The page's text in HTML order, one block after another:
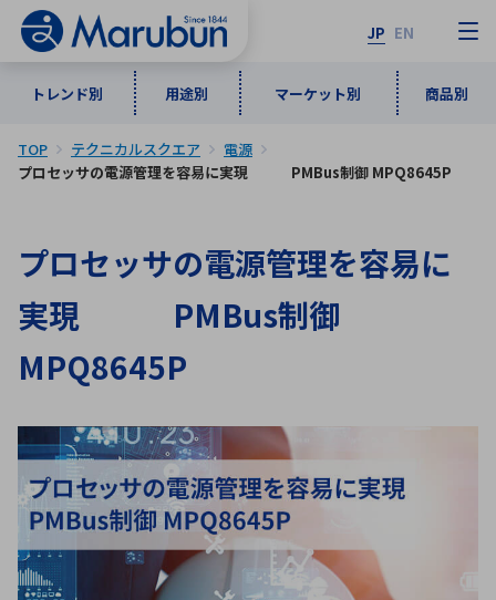
JP EN
トレンド別 用途別 マーケット別 商品別
トレンド別
インダストリアルDXソリューション
ワイヤレス給電
ロボティクス（AI）
用途別
通信・ネットワーク
計測・検出
品質管理・検査
マーケット別
自動車 産業
民生
商品別
半導体・電子部品 ソフトウェア
ICTソリューション
メーカ一覧
あ行 さ行
ら行
アルファベット順
A B
E
F G
TOP テクニカルスクエア
電源
プロセッサの電源管理を容易に実現 PMBus制御 MPQ8645P
プロセッサの電源管理を容易に
実現 PMBus制御
MPQ8645P